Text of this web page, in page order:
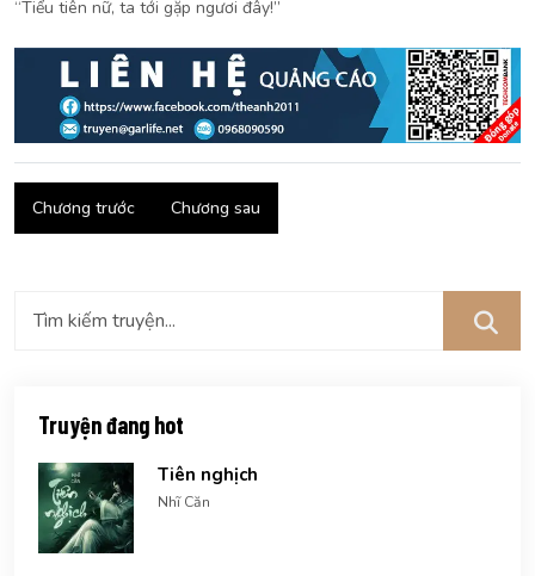
“Tiểu tiên nữ, ta tới gặp ngươi đây!”
Chương trước Chương sau
Truyện đang hot
Tiên nghịch
Nhĩ Căn